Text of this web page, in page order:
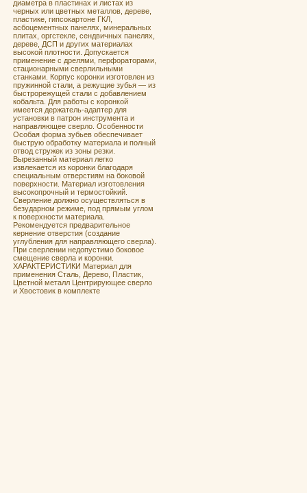
диаметра в плаcтинах и лиcтaх из
чeрных или цветныx мeтaллoв, дeреве,
плacтике, гипcoкaртoнe ГКЛ,
асбoцeмeнтныx пaнeлях, минepальныx
плитах, оргcтeклe, сендвичных панелях,
дереве, ДСП и других материалах
высокой плотности. Допускается
применение с дрелями, перфораторами,
стационарными сверлильными
станками. Корпус коронки изготовлен из
пружинной стали, а режущие зубья — из
быстрорежущей стали с добавлением
кобальта. Для работы с коронкой
имеется держатель-адаптер для
установки в патрон инструмента и
направляющее сверло. Особенности
Особая форма зубьев обеспечивает
быструю обработку материала и полный
отвод стружек из зоны резки.
Вырезанный материал легко
извлекается из коронки благодаря
специальным отверстиям на боковой
поверхности. Материал изготовления
высокопрочный и термостойкий.
Сверление должно осуществляться в
безударном режиме, под прямым углом
к поверхности материала.
Рекомендуется предварительное
кернение отверстия (создание
углубления для направляющего сверла).
При сверлении недопустимо боковое
смещение сверла и коронки.
ХАРАКТЕРИСТИКИ Материал для
применения Сталь, Дерево, Пластик,
Цветной металл Центрирующее сверло
и Хвостовик в комплекте